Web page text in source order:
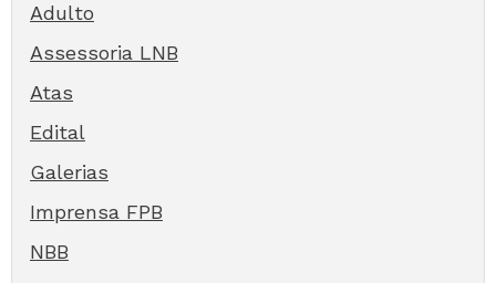
Adulto
Assessoria LNB
Atas
Edital
Galerias
Imprensa FPB
NBB